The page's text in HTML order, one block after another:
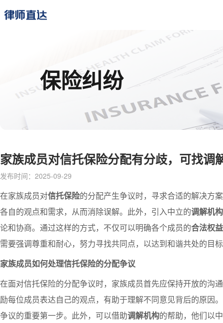
保险纠纷
家族成员对信托保险分配有分歧，可找调
发布时间：2025-09-29
在家族成员对信托保险的分配产生争议时，寻求合适的解决方
各自的观点和需求，从而消除误解。此外，引入中立的调解机构
论和协商。通过这样的方式，不仅可以明确各个成员的合法权益
需要强调尊重和耐心，努力寻找共同点，以达到和谐共处的目
家族成员如何处理信托保险的分配争议
在面对信托保险的分配争议时，家族成员首先应保持开放的沟
励每位成员表达自己的观点，有助于理解不同意见背后的原因
争议的重要第一步。此外，可以借助调解机构的帮助，他们以